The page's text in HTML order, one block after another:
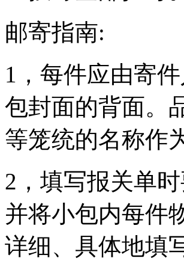
邮寄指南:
1，每件应由寄
包封面的背面。
等笼统的名称作
2，填写报关单
并将小包内每件
详细、具体地填